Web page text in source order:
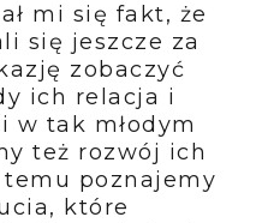
mi się fakt, że
się jeszcze za
zobaczyć
ich relacja i
w tak młodym
też rozwój ich
poznajemy
które